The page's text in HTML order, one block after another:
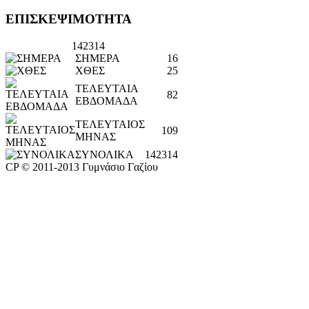
ΕΠΙΣΚΕΨΙΜΟΤΗΤΑ
142314
ΣΗΜΕΡΑ
16
ΧΘΕΣ
25
ΤΕΛΕΥΤΑΙΑ
ΕΒΔΟΜΑΔΑ
82
ΤΕΛΕΥΤΑΙΟΣ
ΜΗΝΑΣ
109
ΣΥΝΟΛΙΚΑ
142314
CP © 2011-2013 Γυμνάσιο Γαζίου